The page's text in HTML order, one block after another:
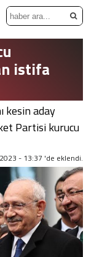
istifa
kesin aday
Partisi kurucu
- 13:37 'de eklendi.